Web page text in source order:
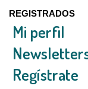
REGISTRADOS
Mi perfil
Regístrate